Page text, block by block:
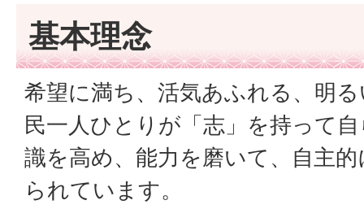
基本理念
希望に満ち、活気あふれる、明
民一人ひとりが「志」を持って
識を高め、能力を磨いて、自主
られています。